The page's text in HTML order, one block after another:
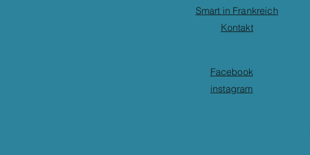
Smart in Frankreich
Kontakt
Facebook
instagram